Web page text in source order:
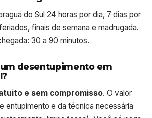
do Sul 24 horas por dia, 7 dias por
finais de semana e madrugada.
30 a 90 minutos.
desentupimento em
e sem compromisso. O valor
entupimento e da técnica necessária